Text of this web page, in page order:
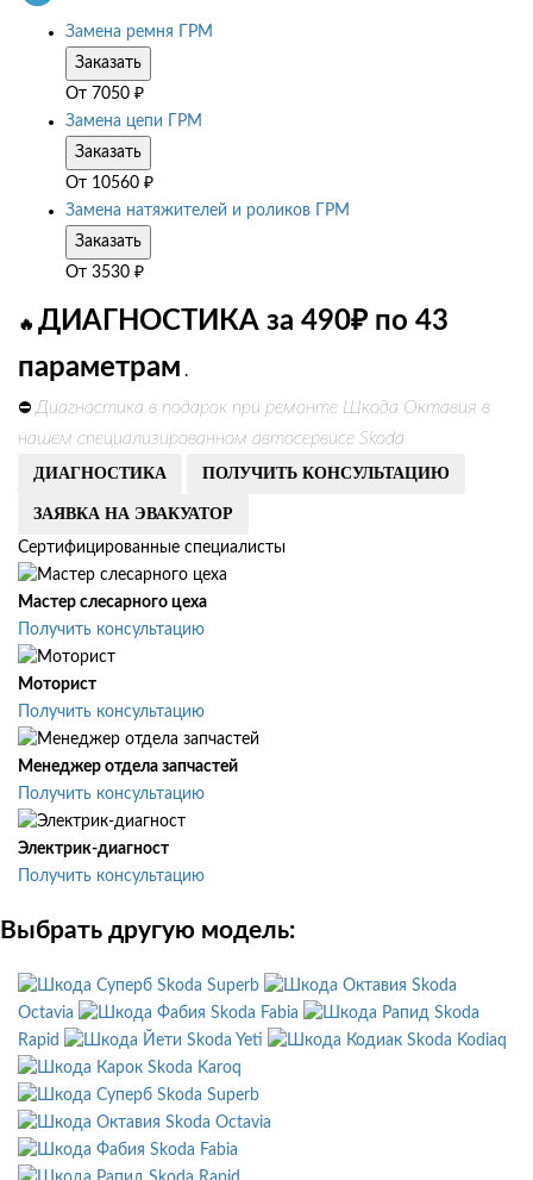
Замена ремня ГРМ
Заказать
От 7050 ₽
Замена цепи ГРМ
Заказать
От 10560 ₽
Замена натяжителей и роликов ГРМ
Заказать
От 3530 ₽
🔥 ДИАГНОСТИКА за 490₽ по 43
параметрам .
⛔ Диагностика в подарок при ремонте Шкода Октавия в
нашем специализированном автосервисе Skoda
ДИАГНОСТИКА ПОЛУЧИТЬ КОНСУЛЬТАЦИЮ
ЗАЯВКА НА ЭВАКУАТОР
Сертифицированные специалисты
Мастер слесарного цеха
Получить консультацию
Моторист
Получить консультацию
Менеджер отдела запчастей
Получить консультацию
Электрик-диагност
Получить консультацию
Выбрать другую модель:
Skoda Superb
Skoda
Octavia
Skoda Fabia
Skoda
Rapid
Skoda Yeti
Skoda Kodiaq
Skoda Karoq
Skoda Superb
Skoda Octavia
Skoda Fabia